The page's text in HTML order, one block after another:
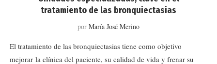
tratamiento de las bronquiectasias
por María José Merino
El tratamiento de las bronquiectasias tiene como objetivo
mejorar la clínica del paciente, su calidad de vida y frenar su